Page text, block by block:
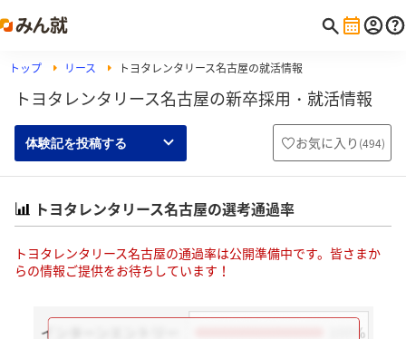
トップ リース トヨタレンタリース名古屋の就活情報
トヨタレンタリース名古屋の新卒採用・就活情報
体験記を投稿する お気に入り (494)
トヨタレンタリース名古屋の選考通過率
トヨタレンタリース名古屋の通過率は公開準備中です。皆さまか
らの情報ご提供をお待ちしています！